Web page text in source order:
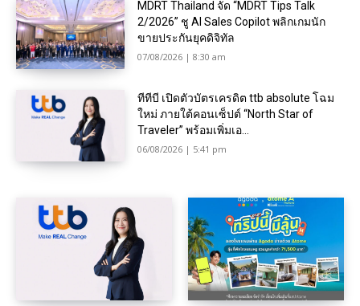
MDRT Thailand จัด “MDRT Tips Talk
2/2026” ชู AI Sales Copilot พลิกเกมนัก
ขายประกันยุคดิจิทัล
07/08/2026 | 8:30 am
ทีทีบี เปิดตัวบัตรเครดิต ttb absolute โฉม
ใหม่ ภายใต้คอนเซ็ปต์ “North Star of
Traveler” พร้อมเพิ่มเอ...
06/08/2026 | 5:41 pm